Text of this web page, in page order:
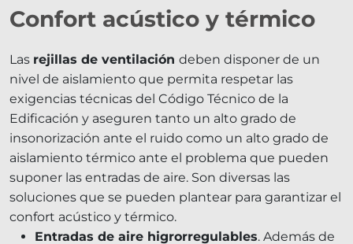
Confort acústico y térmico
Las rejillas de ventilación deben disponer de un
nivel de aislamiento que permita respetar las
exigencias técnicas del Código Técnico de la
Edificación y aseguren tanto un alto grado de
insonorización ante el ruido como un alto grado de
aislamiento térmico ante el problema que pueden
suponer las entradas de aire. Son diversas las
soluciones que se pueden plantear para garantizar el
confort acústico y térmico.
Entradas de aire higrorregulables. Además de